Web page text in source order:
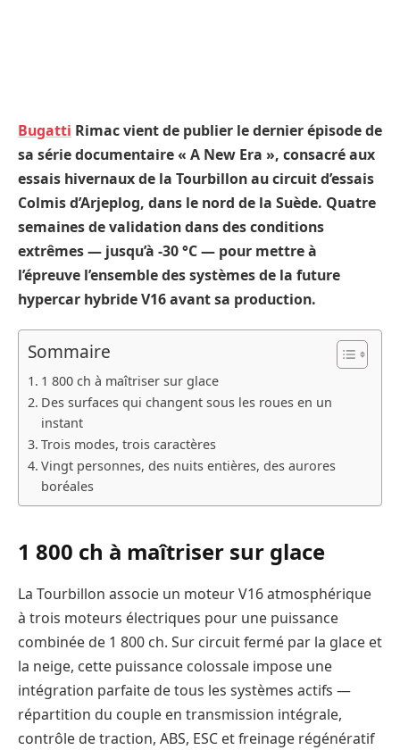
Bugatti Rimac vient de publier le dernier épisode de
sa série documentaire « A New Era », consacré aux
essais hivernaux de la Tourbillon au circuit d’essais
Colmis d’Arjeplog, dans le nord de la Suède. Quatre
semaines de validation dans des conditions
extrêmes — jusqu’à -30 °C — pour mettre à
l’épreuve l’ensemble des systèmes de la future
hypercar hybride V16 avant sa production.
Sommaire
1 800 ch à maîtriser sur glace
Des surfaces qui changent sous les roues en un
instant
Trois modes, trois caractères
Vingt personnes, des nuits entières, des aurores
boréales
1 800 ch à maîtriser sur glace
La Tourbillon associe un moteur V16 atmosphérique
à trois moteurs électriques pour une puissance
combinée de 1 800 ch. Sur circuit fermé par la glace et
la neige, cette puissance colossale impose une
intégration parfaite de tous les systèmes actifs —
répartition du couple en transmission intégrale,
contrôle de traction, ABS, ESC et freinage régénératif